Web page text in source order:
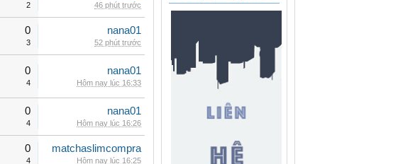
2 46 phút trước
0
3
nana01
52 phút trước
0
4
nana01
Hôm nay lúc 16:33
0
4
nana01
Hôm nay lúc 16:26
0
4
matchaslimcompra
Hôm nay lúc 16:25